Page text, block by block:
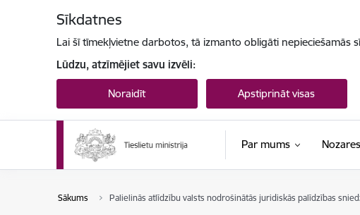
Sīkdatnes
Lai šī tīmekļvietne darbotos, tā izmanto obligāti
Lūdzu, atzīmējiet savu izvēli:
Noraidīt Apstiprināt visas
Par mums
Sākums Palielinās atlīdzību valsts nodrošinātās juridiskās palīdzības